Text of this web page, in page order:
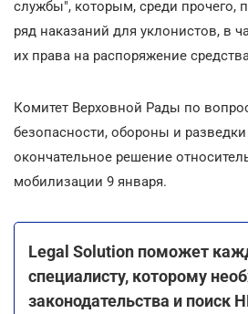
службы", которым, среди прочего,
ряд наказаний для уклонистов, в
их права на распоряжение
Комитет Верховной Рады по
безопасности, обороны и
окончательное решение
мобилизации 9 января.
Legal Solution поможет
специалисту, которому
законодательства и поиск